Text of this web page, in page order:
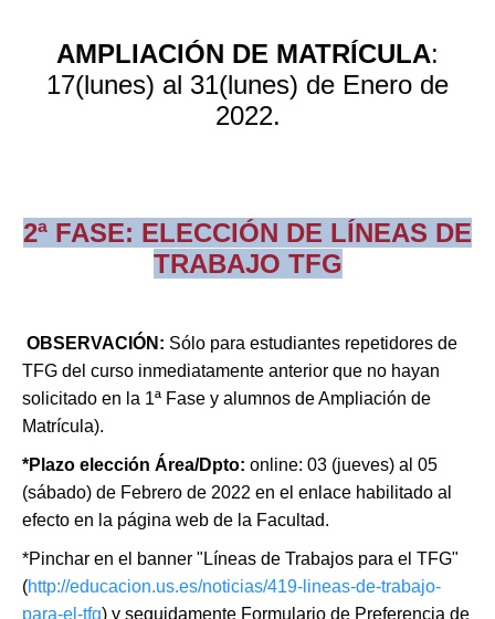
AMPLIACIÓN DE MATRÍCULA:
17(lunes) al 31(lunes) de Enero de
2022.
2ª FASE: ELECCIÓN DE LÍNEAS DE
TRABAJO TFG
OBSERVACIÓN: Sólo para estudiantes repetidores de
TFG del curso inmediatamente anterior que no hayan
solicitado en la 1ª Fase y alumnos de Ampliación de
Matrícula).
*Plazo elección Área/Dpto: online: 03 (jueves) al 05
(sábado) de Febrero de 2022 en el enlace habilitado al
efecto en la página web de la Facultad.
*Pinchar en el banner "Líneas de Trabajos para el TFG"
(http://educacion.us.es/noticias/419-lineas-de-trabajo-
para-el-tfg) y seguidamente Formulario de Preferencia de